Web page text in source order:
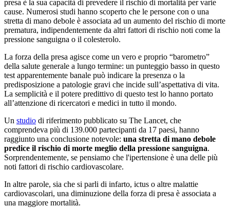
presa è la sua capacità di prevedere il rischio di mortalità per varie
cause. Numerosi studi hanno scoperto che le persone con o una
stretta di mano debole è associata ad un aumento del rischio di morte
prematura, indipendentemente da altri fattori di rischio noti come la
pressione sanguigna o il colesterolo.
La forza della presa agisce come un vero e proprio “barometro”
della salute generale a lungo termine: un punteggio basso in questo
test apparentemente banale può indicare la presenza o la
predisposizione a patologie gravi che incide sull’aspettativa di vita.
La semplicità e il potere predittivo di questo test lo hanno portato
all’attenzione di ricercatori e medici in tutto il mondo.
Un studio di riferimento pubblicato su The Lancet, che
comprendeva più di 139.000 partecipanti da 17 paesi, hanno
raggiunto una conclusione notevole: una stretta di mano debole
predice il rischio di morte meglio della pressione sanguigna.
Sorprendentemente, se pensiamo che l'ipertensione è una delle più
noti fattori di rischio cardiovascolare.
In altre parole, sia che si parli di infarto, ictus o altre malattie
cardiovascolari, una diminuzione della forza di presa è associata a
una maggiore mortalità.